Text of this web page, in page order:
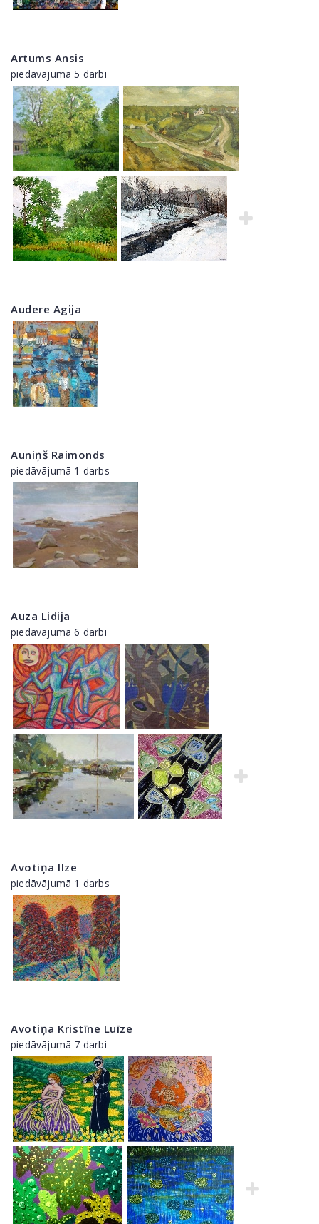
Artums Ansis
piedāvājumā 5 darbi
Audere Agija
Auniņš Raimonds
piedāvājumā 1 darbs
Auza Lidija
piedāvājumā 6 darbi
Avotiņa Ilze
piedāvājumā 1 darbs
Avotiņa Kristīne Luīze
piedāvājumā 7 darbi